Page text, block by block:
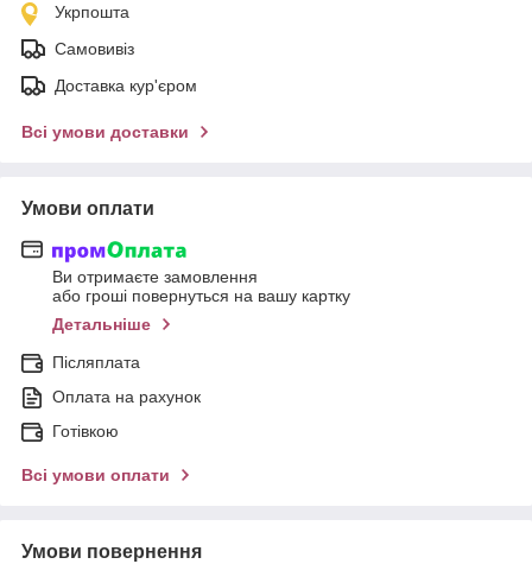
Укрпошта
Самовивіз
Доставка кур'єром
Всі умови доставки
Умови оплати
Ви отримаєте замовлення
або гроші повернуться на вашу картку
Детальніше
Післяплата
Оплата на рахунок
Готівкою
Всі умови оплати
Умови повернення